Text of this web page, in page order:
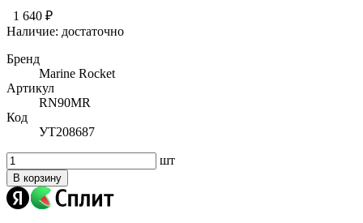
1 640 ₽
Наличие: достаточно
Бренд
Marine Rocket
Артикул
RN90MR
Код
УТ208687
шт
В корзину